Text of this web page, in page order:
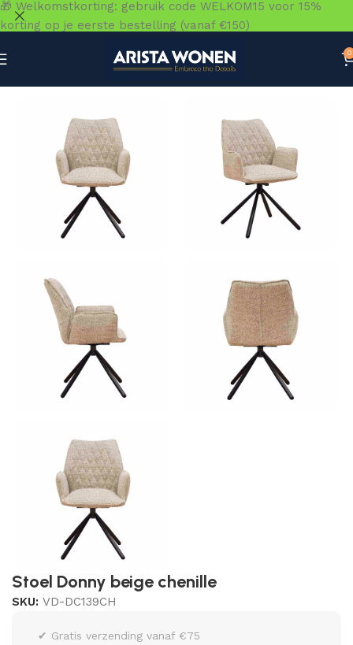
0
Stoel Donny beige chenille
SKU: VD-DC139CH
✔ Gratis verzending vanaf €75
🎁 Welkomstkorting: gebruik code WELKOM15 voor 15%
korting op je eerste bestelling (vanaf €150)